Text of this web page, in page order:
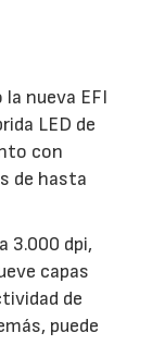
nueva EFI
LED de
con
de hasta
3.000 dpi,
capas
de
puede